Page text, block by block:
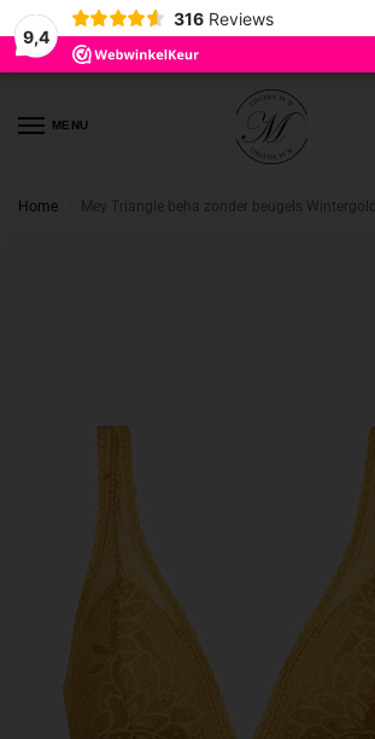
9,4
316 Reviews
MENU
Home Mey Triangle beha zonder beugels Wintergold